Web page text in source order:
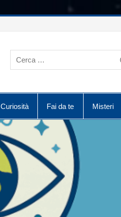
Curiosità Fai da te Misteri